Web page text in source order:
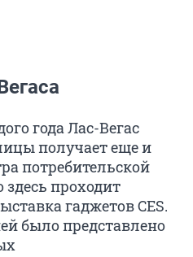
года Лас-Вегас
получает еще и
потребительской
проходит
гаджетов CES.
было представлено